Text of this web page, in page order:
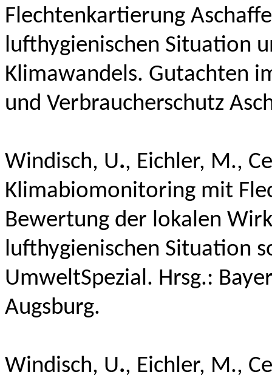
Flechtenkartierung
lufthygienischen Situation
Klimawandels. Gutachten
und Verbraucherschutz
Windisch, U., Eichler, M.,
Klimabiomonitoring mit
Bewertung der lokalen
lufthygienischen Situation
UmweltSpezial. Hrsg.:
Augsburg.
Windisch, U., Eichler, M.,